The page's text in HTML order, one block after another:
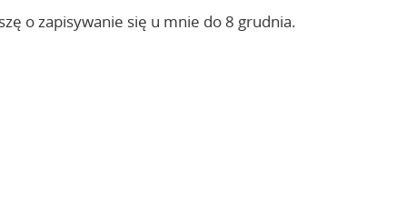
o zapisywanie się u mnie do 8 grudnia.